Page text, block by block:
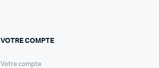
VOTRE COMPTE
Votre compte